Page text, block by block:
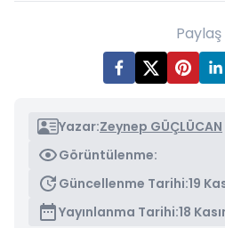
Paylaş
Yazar:Zeynep GÜÇLÜCAN
Görüntülenme:
Güncellenme Tarihi:19
Yayınlanma Tarihi:18